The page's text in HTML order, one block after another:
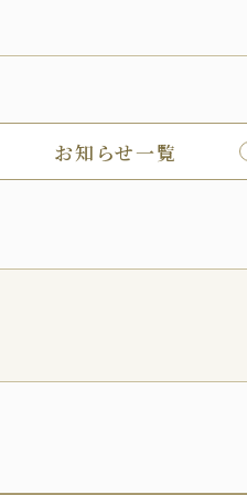
お知らせ一覧